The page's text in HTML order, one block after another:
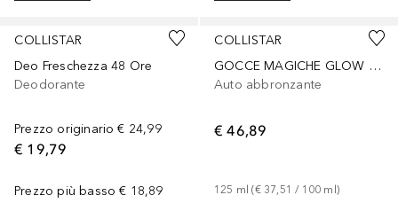
COLLISTAR
Deo Freschezza 48 Ore
Deodorante
Prezzo originario € 24,99
€ 19,79
Prezzo più basso € 18,89
COLLISTAR
GOCCE MAGICHE GLOW CORPO
Auto abbronzante
€ 46,89
125 ml (€ 37,51 / 100 ml)